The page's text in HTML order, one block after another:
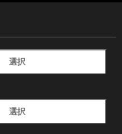
選択
選択